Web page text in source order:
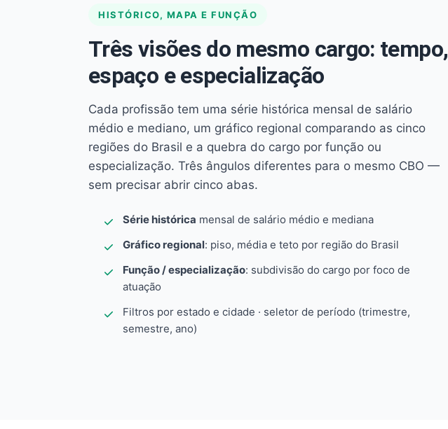
HISTÓRICO, MAPA E FUNÇÃO
Três visões do mesmo cargo: tempo,
espaço e especialização
Cada profissão tem uma série histórica mensal de salário
médio e mediano, um gráfico regional comparando as cinco
regiões do Brasil e a quebra do cargo por função ou
especialização. Três ângulos diferentes para o mesmo CBO —
sem precisar abrir cinco abas.
Série histórica mensal de salário médio e mediana
Gráfico regional: piso, média e teto por região do Brasil
Função / especialização: subdivisão do cargo por foco de
atuação
Filtros por estado e cidade · seletor de período (trimestre,
semestre, ano)